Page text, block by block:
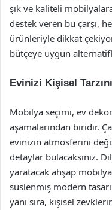
şık ve kaliteli
destek veren bu çarşı,
ürünleriyle dikkat
bütçeye uygun
Evinizi Kişisel
Mobilya seçimi, ev
aşamalarından biridir.
evinizin atmosferini
detaylar bulacaksınız.
yaratacak ahşap
süslenmiş modern
yanı sıra, kişisel